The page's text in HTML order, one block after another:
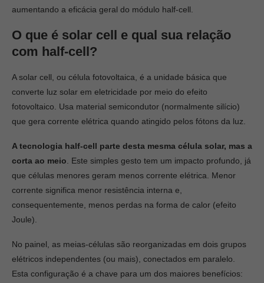
aumentando a eficácia geral do módulo half-cell.
O que é solar cell e qual sua relação
com half-cell?
A solar cell, ou célula fotovoltaica, é a unidade básica que
converte luz solar em eletricidade por meio do efeito
fotovoltaico. Usa material semicondutor (normalmente silício)
que gera corrente elétrica quando atingido pelos fótons da luz.
A tecnologia half-cell parte desta mesma célula solar, mas a
corta ao meio . Este simples gesto tem um impacto profundo, já
que células menores geram menos corrente elétrica. Menor
corrente significa menor resistência interna e,
consequentemente, menos perdas na forma de calor (efeito
Joule).
No painel, as meias-células são reorganizadas em dois grupos
elétricos independentes (ou mais), conectados em paralelo.
Esta configuração é a chave para um dos maiores benefícios: